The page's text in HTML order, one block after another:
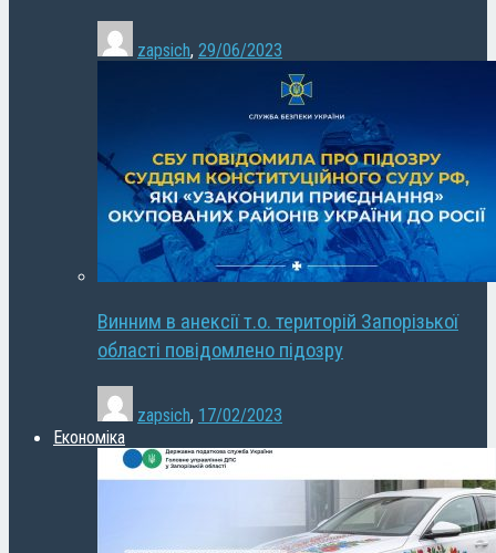
zapsich, 29/06/2023
Винним в анексії т.о. територій Запорізької
області повідомлено підозру
zapsich, 17/02/2023
Економіка